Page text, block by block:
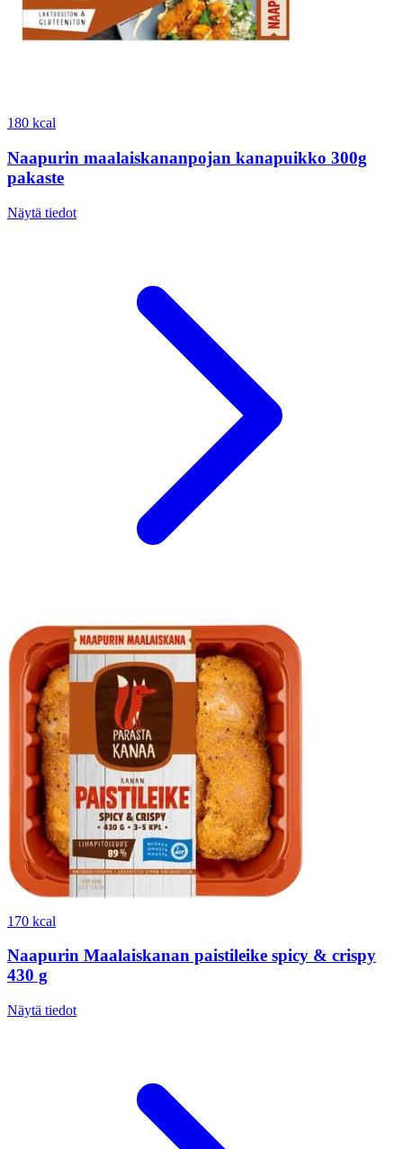
180 kcal
Naapurin maalaiskananpojan kanapuikko 300g
pakaste
Näytä tiedot
170 kcal
Naapurin Maalaiskanan paistileike spicy & crispy
430 g
Näytä tiedot